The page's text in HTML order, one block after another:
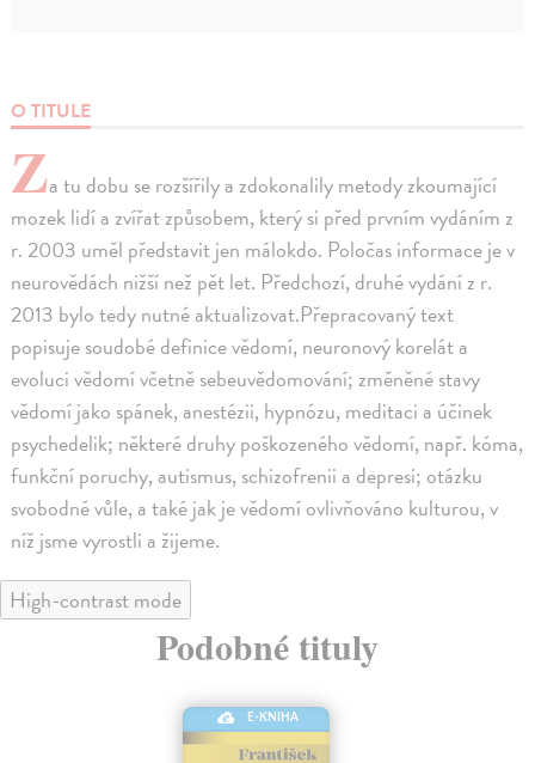
O TITULE
Za tu dobu se rozšířily a zdokonalily metody zkoumající
mozek lidí a zvířat způsobem, který si před prvním vydáním z
r. 2003 uměl představit jen málokdo. Poločas informace je v
neurovědách nižší než pět let. Předchozí, druhé vydání z r.
2013 bylo tedy nutné aktualizovat.Přepracovaný text
popisuje soudobé definice vědomí, neuronový korelát a
evoluci vědomí včetně sebeuvědomování; změněné stavy
vědomí jako spánek, anestézii, hypnózu, meditaci a účinek
psychedelik; některé druhy poškozeného vědomí, např. kóma,
funkční poruchy, autismus, schizofrenii a depresi; otázku
svobodné vůle, a také jak je vědomí ovlivňováno kulturou, v
níž jsme vyrostli a žijeme.
High-contrast mode
Podobné tituly
E-KNIHA